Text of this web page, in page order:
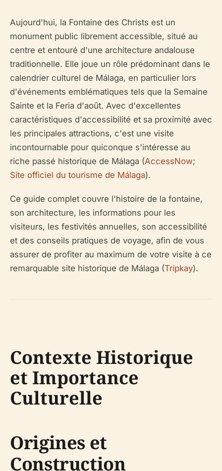
Aujourd'hui, la Fontaine des Christs est un
monument public librement accessible, situé au
centre et entouré d'une architecture andalouse
traditionnelle. Elle joue un rôle prédominant dans le
calendrier culturel de Málaga, en particulier lors
d'événements emblématiques tels que la Semaine
Sainte et la Feria d'août. Avec d'excellentes
caractéristiques d'accessibilité et sa proximité avec
les principales attractions, c'est une visite
incontournable pour quiconque s'intéresse au
riche passé historique de Málaga (AccessNow;
Site officiel du tourisme de Málaga).
Ce guide complet couvre l'histoire de la fontaine,
son architecture, les informations pour les
visiteurs, les festivités annuelles, son accessibilité
et des conseils pratiques de voyage, afin de vous
assurer de profiter au maximum de votre visite à ce
remarquable site historique de Málaga (Tripkay).
Contexte Historique
et Importance
Culturelle
Origines et
Construction